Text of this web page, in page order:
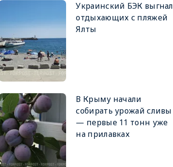
Украинский БЭК выгнал
отдыхающих с пляжей
Ялты
В Крыму начали
собирать урожай сливы
— первые 11 тонн уже
на прилавках